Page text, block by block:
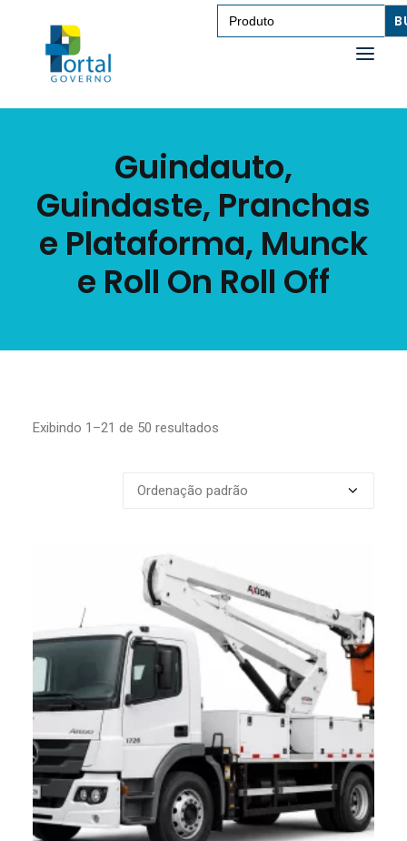
Search
for:
TRANSPORTE DE PESSOAS
TRANSPORTE DE CARGAS
EDUCAÇÃO
TECNOLOGIA
Guindauto,
Guindaste, Pranchas
e Plataforma, Munck
e Roll On Roll Off
Exibindo 1–21 de 50 resultados